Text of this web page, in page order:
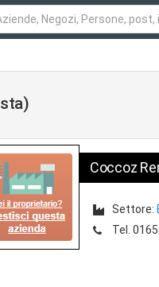
Coccoz
Settore:
Tel.